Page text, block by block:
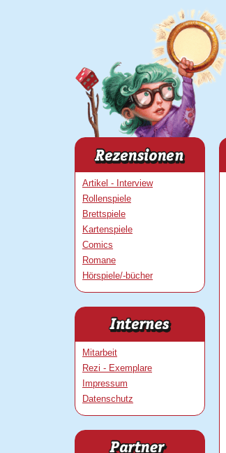
Artikel - Interview
Rollenspiele
Brettspiele
Kartenspiele
Comics
Romane
Hörspiele/-bücher
Mitarbeit
Rezi - Exemplare
Impressum
Datenschutz